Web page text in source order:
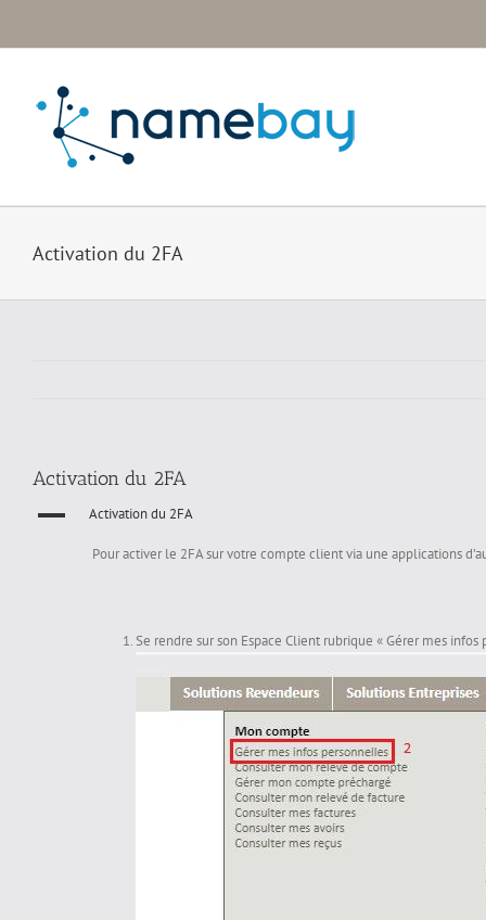
contenu
Activation du 2FA
Activation du 2FA
A Activation du 2FA
Pour activer le 2FA sur votre compte client via une applications
Se rendre sur son Espace Client rubrique « Gérer mes infos